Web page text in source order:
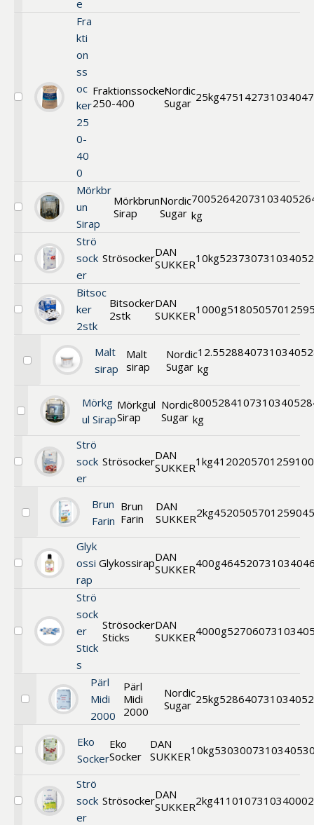
e
Välj
Fra
kti
on
ss
oc
ker
25
0-
40
0
Fraktionssocker
250-400
Nordic
Sugar 25kg47514
Välj
Sirap
Mörkbr
un
Sirap
Mörkbrun
Sirap
Nordic
Sugar
700
kg
52642
Välj
Strö
sock
er
StrösockerDAN
SUKKER10kg52373
Välj
Bitsoc
ker
2stk
Bitsocker
2stk
DAN
SUKKER1000g51805
Välj
Sirap
Malt
sirap
Malt
sirap
Nordic
Sugar
12.5
kg
52884
Välj
Sirap
Mörkg
ul Sirap
Mörkgul
Sirap
Nordic
Sugar
800
kg
52841
Välj
Strö
sock
er
StrösockerDAN
SUKKER1kg41202
Välj
Farin
Brun
Farin
Brun
Farin
DAN
SUKKER2kg45205
Välj
Glyk
ossi
rap
GlykossirapDAN
SUKKER400g46452
Välj
Strö
sock
er
Stick
s
Strösocker
Sticks
DAN
SUKKER4000g52706
Välj
Pärl
Midi
2000
Pärl
Midi
2000
Nordic
Sugar 25kg52864
Välj
Strösocker
Eko
Socker
Eko
Socker
DAN
SUKKER10kg53030
Välj
Strö
sock
er
StrösockerDAN
SUKKER2kg41101